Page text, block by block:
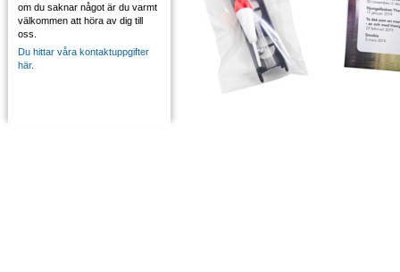
om du saknar något är du varmt
välkommen att höra av dig till
oss.
Du hittar våra kontaktuppgifter
här.